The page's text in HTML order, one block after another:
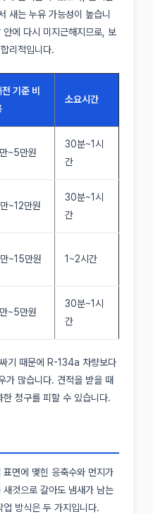
새는 누유 가능성이 높습니
에 다시 미지근해지므로, 보
리적입니다.
전 기준 비
소요시간
~5만원
30분~1시
간
~12만원
30분~1시
간
~15만원 1~2시간
~5만원
30분~1시
간
기 때문에 R-134a 차량보다
가 많습니다. 견적을 받을 때
청구를 피할 수 있습니다.
면에 맺힌 응축수와 먼지가
것으로 갈아도 냄새가 남는
방식은 두 가지입니다.